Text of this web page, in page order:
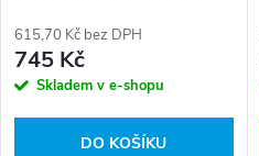
615,70 Kč bez DPH
745 Kč
Skladem v e-shopu
DO KOŠÍKU